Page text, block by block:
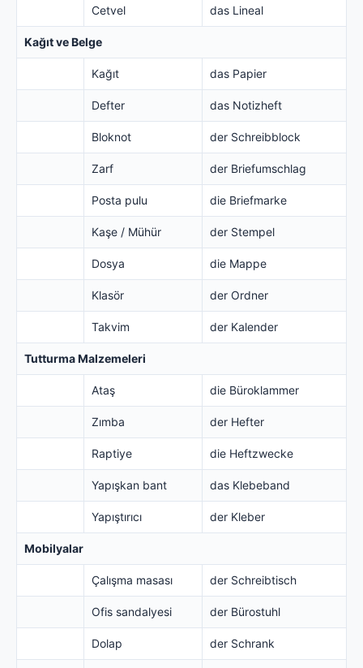
Cetvel das Lineal
Kağıt ve Belge
Kağıt das Papier
Defter das Notizheft
Bloknot der Schreibblock
Zarf der Briefumschlag
Posta pulu die Briefmarke
Kaşe / Mühür der Stempel
Dosya die Mappe
Klasör der Ordner
Takvim der Kalender
Tutturma Malzemeleri
Ataş die Büroklammer
Zımba der Hefter
Raptiye die Heftzwecke
Yapışkan bant das Klebeband
Yapıştırıcı der Kleber
Mobilyalar
Çalışma masası der Schreibtisch
Ofis sandalyesi der Bürostuhl
Dolap der Schrank